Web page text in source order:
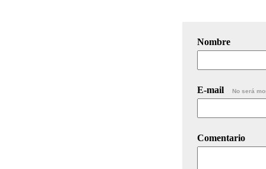
Nombre
E-mail No será
Comentario